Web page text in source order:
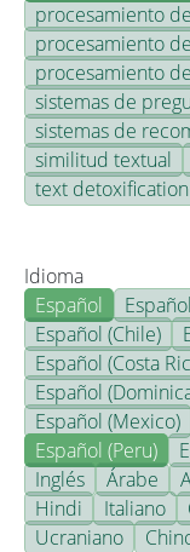
procesamiento
procesamiento
procesamiento
sistemas de
sistemas de
similitud textual
text detoxification
Idioma
Español
Español (Chile)
Español (Costa
Español
Español (Mexico)
Español (Peru)
Inglés
Árabe
Hindi
Italiano
Ucraniano